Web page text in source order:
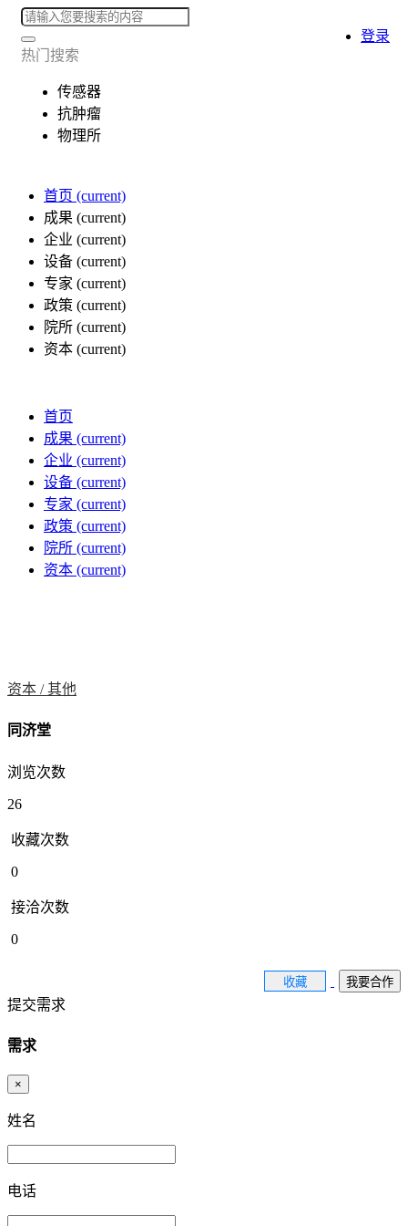
热门搜索
传感器
抗肿瘤
物理所
首页 (current)
成果 (current)
企业 (current)
设备 (current)
专家 (current)
政策 (current)
院所 (current)
资本 (current)
登录
首页
成果 (current)
企业 (current)
设备 (current)
专家 (current)
政策 (current)
院所 (current)
资本 (current)
资本 /其他
同济堂
浏览次数
26
收藏次数
0
接洽次数
0
收藏 我要合作
提交需求
需求
×
姓名
电话